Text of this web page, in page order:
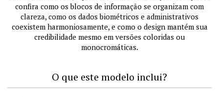
confira como os blocos de informação se organizam com
clareza, como os dados biométricos e administrativos
coexistem harmoniosamente, e como o design mantém sua
credibilidade mesmo em versões coloridas ou
monocromáticas.
O que este modelo inclui?